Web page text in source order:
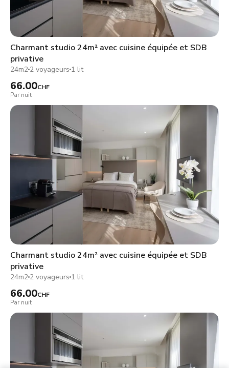
Charmant studio 24m² avec cuisine équipée et SDB
privative
24m2 2 voyageurs 1 lit
66.00CHF
Par nuit
Charmant studio 24m² avec cuisine équipée et SDB
privative
24m2 2 voyageurs 1 lit
66.00CHF
Par nuit